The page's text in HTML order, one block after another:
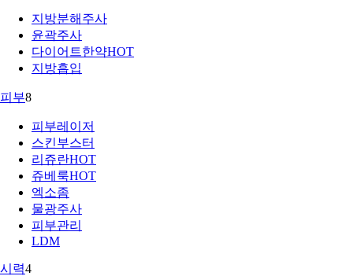
지방분해주사
윤곽주사
다이어트한약HOT
지방흡입
피부8
피부레이저
스킨부스터
리쥬란HOT
쥬베룩HOT
엑소좀
물광주사
피부관리
LDM
시력4